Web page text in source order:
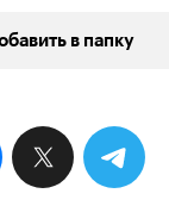
в папку